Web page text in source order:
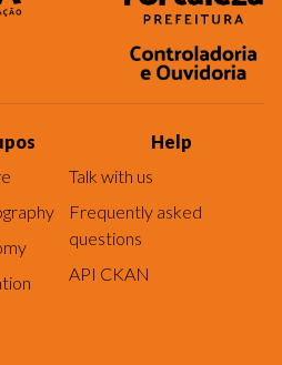
Help
Talk with us
Frequently asked
questions
API CKAN